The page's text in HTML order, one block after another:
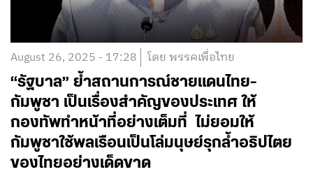
August 26, 2025 - 17:28 โดย พรรคเพื่อไทย
“รัฐบาล” ย้ำสถานการณ์ชายแดนไทย-
กัมพูชา เป็นเรื่องสำคัญของประเทศ ให้
กองทัพทำหน้าที่อย่างเต็มที่ ไม่ยอมให้
กัมพูชาใช้พลเรือนเป็นโล่มนุษย์รุกล้ำอธิปไตย
ของไทยอย่างเด็ดขาด